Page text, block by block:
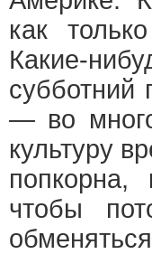
как
Какие-
субботний
— во
культуру
чтобы